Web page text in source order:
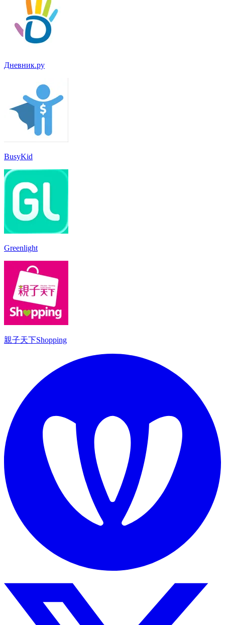
Дневник.ру
BusyKid
Greenlight
親子天下Shopping